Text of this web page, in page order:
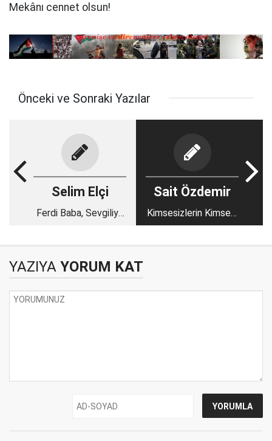
Mekânı cennet olsun!
Önceki ve Sonraki Yazılar
Selim Elçi
Ferdi Baba, Sevgiliye
Sait Özdemir
Kimsesizlerin Kimsesi
Olmak
YAZIYA YORUM KAT